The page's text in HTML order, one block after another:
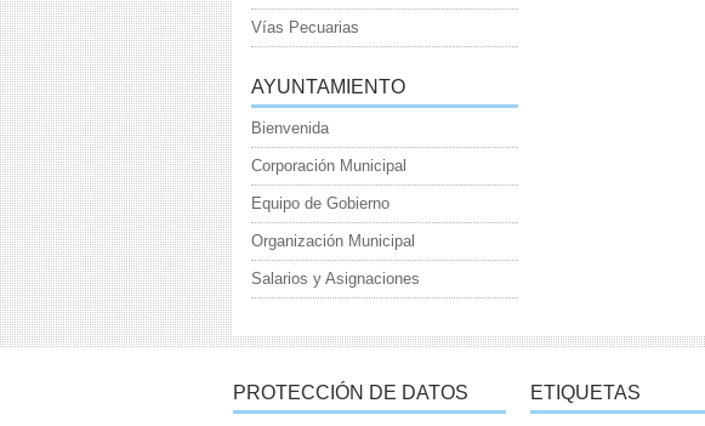
Vías Pecuarias
AYUNTAMIENTO
Bienvenida
Corporación Municipal
Equipo de Gobierno
Organización Municipal
Salarios y Asignaciones
PROTECCIÓN DE DATOS ETIQUETAS